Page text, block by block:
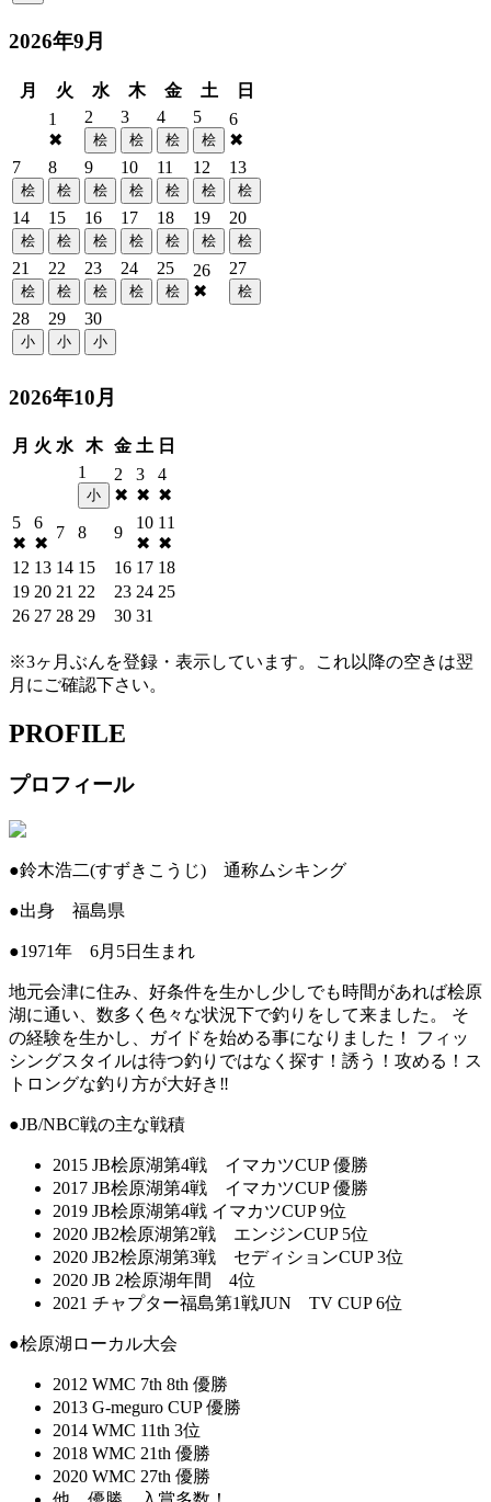
2026年9月
月 火 水 木 金 土
日
1
✖
2
桧
3
桧
4
桧
5
桧
6
✖
7
桧
8
桧
9
桧
10
桧
11
桧
12
桧
13
桧
14
桧
15
桧
16
桧
17
桧
18
桧
19
桧
20
桧
21
桧
22
桧
23
桧
24
桧
25
桧
26
✖
27
桧
28
小
29
小
30
小
2026年10月
月 火 水 木 金 土 日
1
小
2
✖
3
✖
4
✖
5
✖
6
✖
7 8 9
10
✖
11
✖
12 13 14 15 16 17 18
19 20 21 22 23 24 25
26 27 28 29 30 31
※3ヶ月ぶんを登録・表示しています。これ以降の空きは翌
月にご確認下さい。
PROFILE
プロフィール
●鈴木浩二(すずきこうじ) 通称ムシキング
●出身 福島県
●1971年 6月5日生まれ
地元会津に住み、好条件を生かし少しでも時間があれば桧原
湖に通い、数多く色々な状況下で釣りをして来ました。 そ
の経験を生かし、ガイドを始める事になりました！ フィッ
シングスタイルは待つ釣りではなく探す！誘う！攻める！ス
トロングな釣り方が大好き‼︎
●JB/NBC戦の主な戦積
2015 JB桧原湖第4戦 イマカツCUP 優勝
2017 JB桧原湖第4戦 イマカツCUP 優勝
2019 JB桧原湖第4戦 イマカツCUP 9位
2020 JB2桧原湖第2戦 エンジンCUP 5位
2020 JB2桧原湖第3戦 セディションCUP 3位
2020 JB 2桧原湖年間 4位
2021 チャプター福島第1戦JUN TV CUP 6位
●桧原湖ローカル大会
2012 WMC 7th 8th 優勝
2013 G-meguro CUP 優勝
2014 WMC 11th 3位
2018 WMC 21th 優勝
2020 WMC 27th 優勝